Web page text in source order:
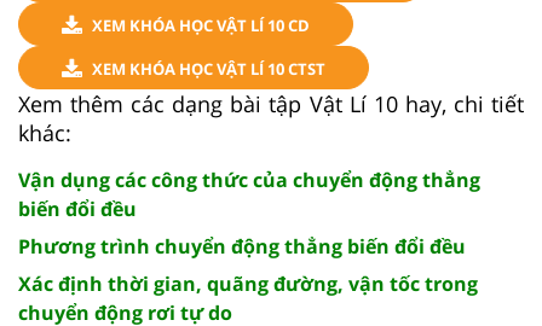
XEM KHÓA HỌC VẬT LÍ 10 CD
XEM KHÓA HỌC VẬT LÍ 10 CTST
Xem thêm các dạng bài tập Vật Lí 10 hay, chi tiết
khác:
Vận dụng các công thức của chuyển động thẳng
biến đổi đều
Phương trình chuyển động thẳng biến đổi đều
Xác định thời gian, quãng đường, vận tốc trong
chuyển động rơi tự do